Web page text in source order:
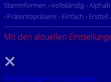
Stammformen › Vollständig ›
› Präteritopräsens › Einfach › Erstteil
Mit den aktuellen
Einstellungen zurücksetzen.